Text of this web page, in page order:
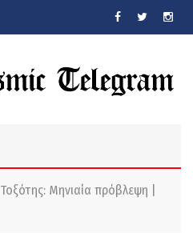
Τοξότης: Μηνιαία πρόβλεψη |